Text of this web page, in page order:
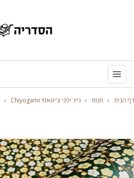
דף הבית › חנות › נייר יפני צ'יוגאמי Chiyogami ›